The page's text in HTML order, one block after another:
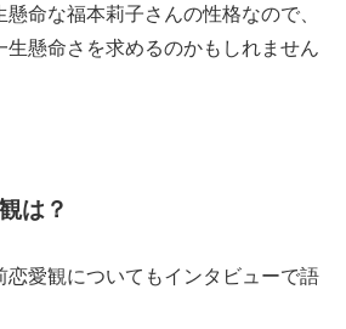
命な福本莉子さんの性格なので、
生懸命さを求めるのかもしれません
は？
恋愛観についてもインタビューで語